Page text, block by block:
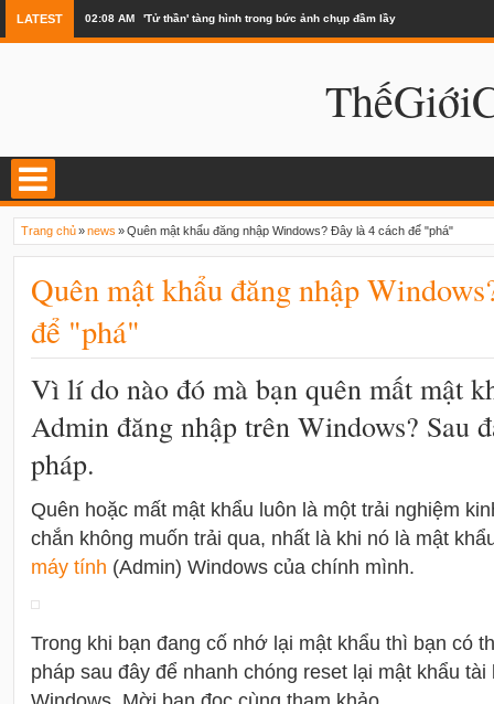
LATEST 02:08 AM 'Tử thần' tàng hình trong bức ảnh chụp đầm lầy
Trang chủ»news »Quên mật khẩu đăng nhập Windows? Đây là 4 cách để "phá"
Quên mật khẩu đăng nhập
để "phá"
Vì lí do nào đó mà bạn quên mất mật
Admin đăng nhập trên Windows? Sau
pháp.
Quên hoặc mất mật khẩu luôn là một trải nghiệm
chắn không muốn trải qua, nhất là khi nó là mật
máy tính (Admin) Windows của chính mình.
Trong khi bạn đang cố nhớ lại mật khẩu thì bạn có
pháp sau đây để nhanh chóng reset lại mật khẩu tài